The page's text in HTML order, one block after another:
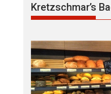
Kretzschmar’s